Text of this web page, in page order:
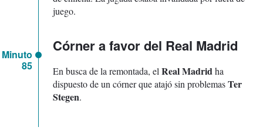
juego.
Minuto
85
Córner a favor del Real Madrid
En busca de la remontada, el Real Madrid ha
dispuesto de un córner que atajó sin problemasTer
Stegen.